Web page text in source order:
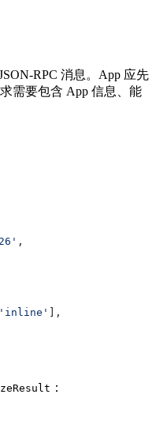
RPC 消息。App 应先
需要包含 App 信息、能
,
'inline'
],
：